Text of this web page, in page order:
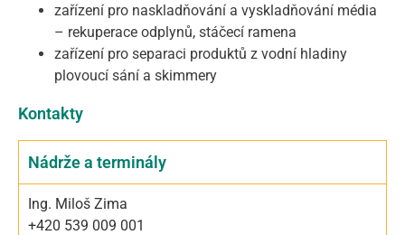
zařízení pro naskladňování a vyskladňování média
– rekuperace odplynů, stáčecí ramena
zařízení pro separaci produktů z vodní hladiny
plovoucí sání a skimmery
Kontakty
Nádrže a terminály
Ing. Miloš Zima
+420 539 009 001